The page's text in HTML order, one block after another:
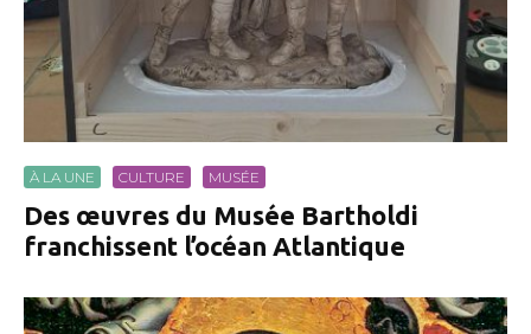
À LA UNE CULTURE MUSÉE
Des œuvres du Musée Bartholdi
franchissent l’océan Atlantique